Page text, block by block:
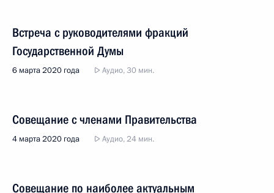
Встреча с руководителями фракций
Государственной Думы
6 марта 2020 года Аудио, 30 мин.
Совещание с членами Правительства
4 марта 2020 года Аудио, 24 мин.
Совещание по наиболее актуальным